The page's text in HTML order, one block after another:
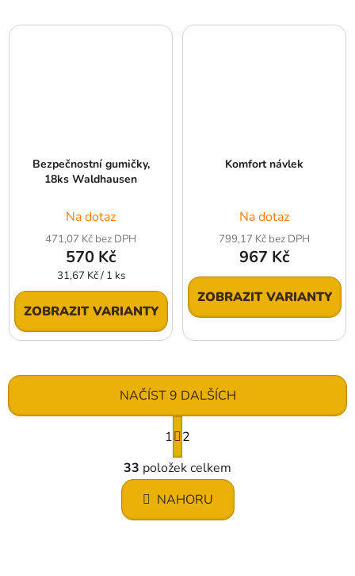
Bezpečnostní gumičky,
18ks Waldhausen
Na dotaz
471,07 Kč bez DPH
570 Kč
Měrná
cena:
31,67 Kč / 1 ks
ZOBRAZIT VARIANTY
Komfort návlek
Na dotaz
799,17 Kč bez DPH
967 Kč
ZOBRAZIT VARIANTY
O
v
l
á
d
NAČÍST 9 DALŠÍCH
S
t
r
á
n
k
1
2
33 položek celkem
NAHORU